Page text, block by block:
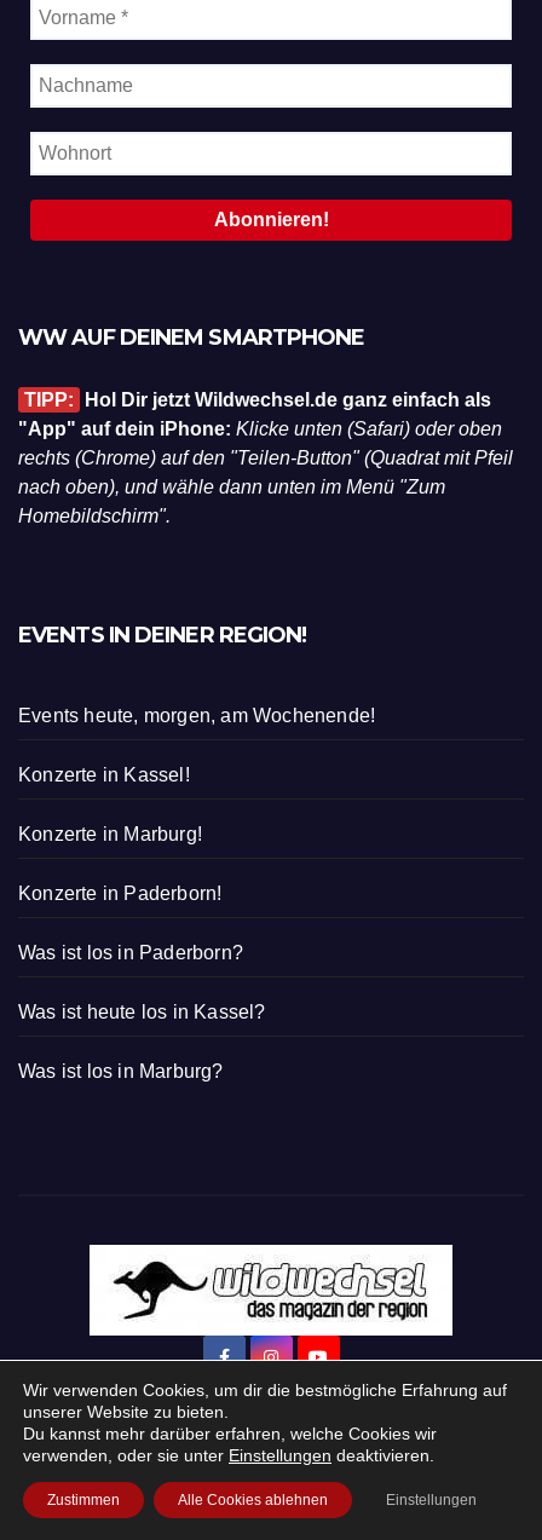
WW AUF DEINEM SMARTPHONE
TIPP:
Hol Dir jetzt Wildwechsel.de ganz einfach als
"App" auf dein iPhone: Klicke unten (Safari) oder oben
rechts (Chrome) auf den "Teilen-Button" (Quadrat mit Pfeil
nach oben), und wähle dann unten im Menü "Zum
Homebildschirm".
EVENTS IN DEINER REGION!
Events heute, morgen, am Wochenende!
Konzerte in Kassel!
Konzerte in Marburg!
Konzerte in Paderborn!
Was ist los in Paderborn?
Was ist heute los in Kassel?
Was ist los in Marburg?
Startseite Login Mein Konto · WERBEN auf Wildwechsel.de
Wir verwenden Cookies, um dir die bestmögliche Erfahrung auf
unserer Website zu bieten.
Du kannst mehr darüber erfahren, welche Cookies wir
verwenden, oder sie unter Einstellungen deaktivieren.
Zustimmen Alle Cookies ablehnen Einstellungen